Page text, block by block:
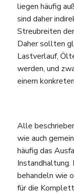
liegen häufig
sind daher
Streubreiten
Daher sollten
Lastverlauf,
werden, und
einem
Alle
wie auch
häufig das
Instandhaltung.
behandeln wie
für die